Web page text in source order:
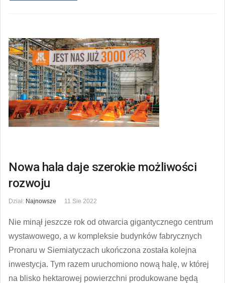
Nowa hala daje szerokie możliwości
rozwoju
Dział: Najnowsze 11 Sie 2022
Nie minął jeszcze rok od otwarcia gigantycznego centrum
wystawowego, a w kompleksie budynków fabrycznych
Pronaru w Siemiatyczach ukończona została kolejna
inwestycja. Tym razem uruchomiono nową halę, w której
na blisko hektarowej powierzchni produkowane będą